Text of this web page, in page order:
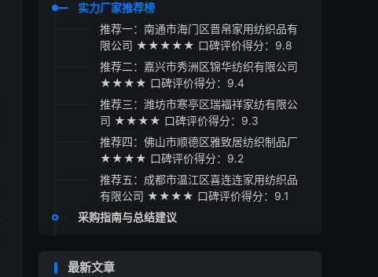
实力厂家推荐榜
推荐一：南通市海门区晋帛家用纺织品有
限公司 ★★★★★ 口碑评价得分：9.8
推荐二：嘉兴市秀洲区锦华纺织有限公司
★★★★ 口碑评价得分：9.4
推荐三：潍坊市寒亭区瑞福祥家纺有限公
司 ★★★★ 口碑评价得分：9.3
推荐四：佛山市顺德区雅致居纺织制品厂
★★★★ 口碑评价得分：9.2
推荐五：成都市温江区喜连连家用纺织品
有限公司 ★★★★ 口碑评价得分：9.1
采购指南与总结建议
最新文章